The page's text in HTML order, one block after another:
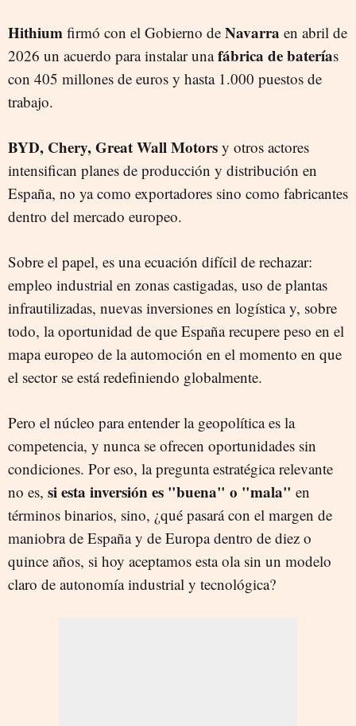
Hithium firmó con el Gobierno de Navarra en abril de
2026 un acuerdo para instalar unafábrica de baterías
con 405 millones de euros y hasta 1.000 puestos de
trabajo.
BYD, Chery, Great Wall Motors y otros actores
intensifican planes de producción y distribución en
España, no ya como exportadores sino como fabricantes
dentro del mercado europeo.
Sobre el papel, es una ecuación difícil de rechazar:
empleo industrial en zonas castigadas, uso de plantas
infrautilizadas, nuevas inversiones en logística y, sobre
todo, la oportunidad de que España recupere peso en el
mapa europeo de la automoción en el momento en que
el sector se está redefiniendo globalmente.
Pero el núcleo para entender la geopolítica es la
competencia, y nunca se ofrecen oportunidades sin
condiciones. Por eso, la pregunta estratégica relevante
no es, si esta inversión es "buena" o "mala" en
términos binarios, sino, ¿qué pasará con el margen de
maniobra de España y de Europa dentro de diez o
quince años, si hoy aceptamos esta ola sin un modelo
claro de autonomía industrial y tecnológica?